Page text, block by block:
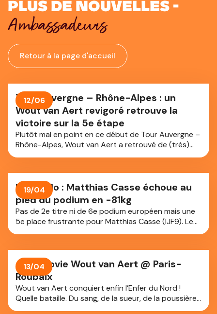
Plus de nouvelles -
Ambassadeurs
Retour à la page d'accueil
Tour Auvergne – Rhône-Alpes : un
Wout van Aert revigoré retrouve la
victoire sur la 5e étape
Plutôt mal en point en ce début de Tour Auvergne –
Rhône-Alpes, Wout van Aert a retrouvé de (très)
bonnes jambes pour sprinter vers la victoire ce jeudi
Oiseaux – Villars-les-Dombes (195,8 km). Le Belge a
réglé le Français Hugo Hofstetter et l'Allemand Phil
Bauhaus au sprint pour récolter sa première victoire
depuis son sacre à Paris-Roubaix en avril dernier, le
53e bouquet de sa carrière.
12/06
Euro judo : Matthias Casse échoue au
pied du podium en -81kg
Pas de 2e titre ni de 6e podium européen mais une
5e place frustrante pour Matthias Casse (IJF9). Le
judoka belge a échoué au pied du podium aux
Géorgie. Une médaille qui lui échappe à l’issue d’une
belle et longue journée de compétition.
19/04
Aftermovie Wout van Aert @ Paris-
Roubaix
Wout van Aert conquiert enfin l’Enfer du Nord !
Quelle bataille. Du sang, de la sueur, de la poussière…
et une classe pure. Ce n’est pas une victoire
13/04